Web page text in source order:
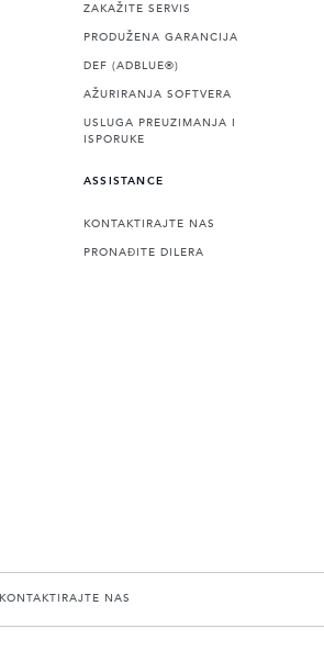
ZAKAŽITE SERVIS
PRODUŽENA GARANCIJA
DEF (ADBLUE®)
AŽURIRANJA SOFTVERA
USLUGA PREUZIMANJA I
ISPORUKE
ASSISTANCE
KONTAKTIRAJTE NAS
PRONAĐITE DILERA
KONTAKTIRAJTE NAS